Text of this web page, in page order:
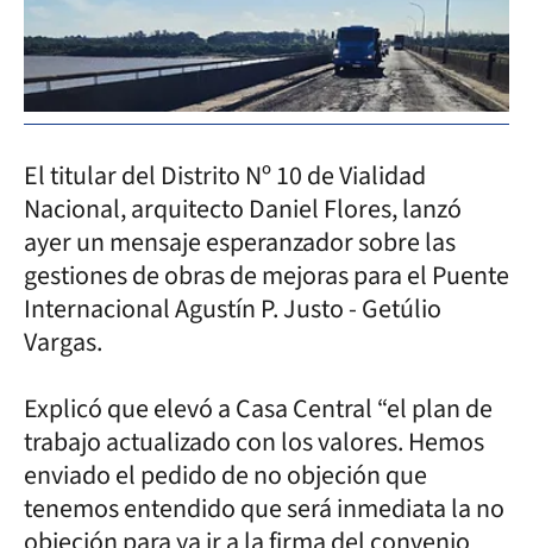
El titular del Distrito Nº 10 de Vialidad
Nacional, arquitecto Daniel Flores, lanzó
ayer un mensaje esperanzador sobre las
gestiones de obras de mejoras para el Puente
Internacional Agustín P. Justo - Getúlio
Vargas.
Explicó que elevó a Casa Central “el plan de
trabajo actualizado con los valores. Hemos
enviado el pedido de no objeción que
tenemos entendido que será inmediata la no